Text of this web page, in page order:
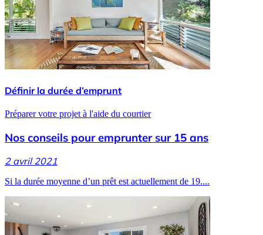
Définir la durée d’emprunt
Préparer votre projet à l'aide du courtier
Nos conseils pour emprunter sur 15 ans
2 avril 2021
Si la durée moyenne d’un prêt est actuellement de 19....